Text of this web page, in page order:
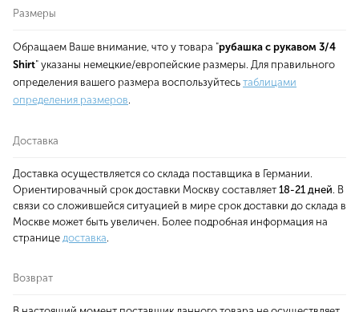
Размеры
Обращаем Ваше внимание, что у товара "рубашка с рукавом 3/4
Shirt" указаны немецкие/европейские размеры. Для правильного
определения вашего размера воспользуйтесь таблицами
определения размеров
Доставка
Доставка осуществляется со склада поставщика в Германии.
Ориентировачный срок доставки Москву составляет 18-21 дней . В
связи со сложившейся ситуацией в мире срок доставки до склада в
Москве может быть увеличен. Более подробная информация на
странице доставка
Возврат